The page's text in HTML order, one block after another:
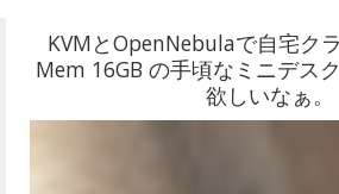
KVMとOpenNebulaで自宅ク
Mem 16GB の手頃なミニデス
欲しいなぁ。